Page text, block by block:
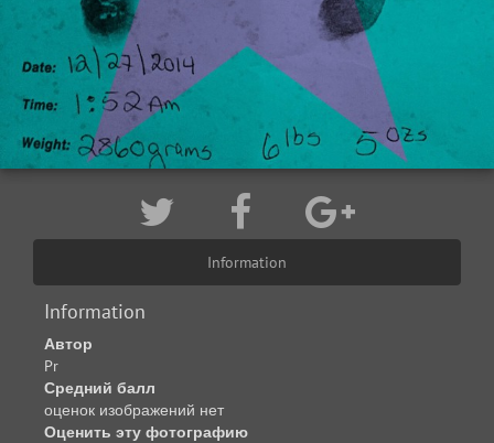
Information
Information
Автор
Pr
Средний балл
оценок изображений нет
Оценить эту фотографию